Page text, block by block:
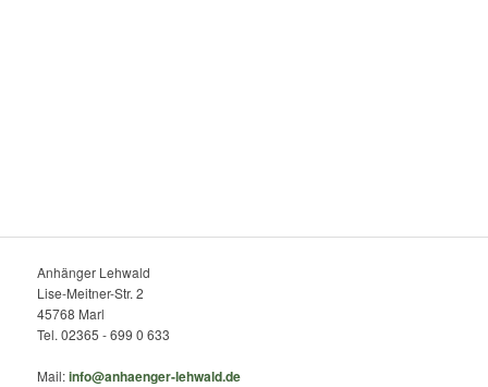
Anhänger Lehwald
Lise-Meitner-Str. 2
45768 Marl
Tel. 02365 - 699 0 633
Mail:info@anhaenger-lehwald.de